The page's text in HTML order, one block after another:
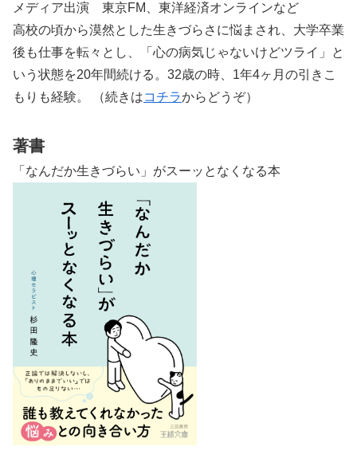
メディア出演 東京FM、東洋経済オンラインなど
高校の頃から漠然とした生きづらさに悩まされ、大学卒業
後も仕事を転々とし、「心の病気じゃないけどツライ」と
いう状態を20年間続ける。32歳の時、1年4ヶ月の引きこ
もりも経験。 （続きはコチラからどうぞ）
著書
「なんだか生きづらい」がスーッとなくなる本